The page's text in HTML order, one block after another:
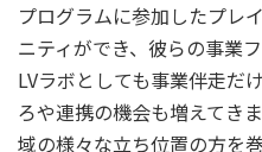
プログラムに参加したプレ
ニティができ、彼らの事業
LVラボとしても事業伴走だ
ろや連携の機会も増えてき
域の様々な立ち位置の方を